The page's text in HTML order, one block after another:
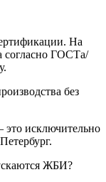
На
согласно ГОСТа/
без
это исключительно
ЖБИ?